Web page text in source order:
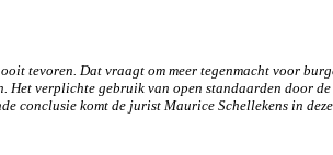
tevoren. Dat vraagt om meer tegenmacht voor
verplichte gebruik van open standaarden door
conclusie komt de jurist Maurice Schellekens in